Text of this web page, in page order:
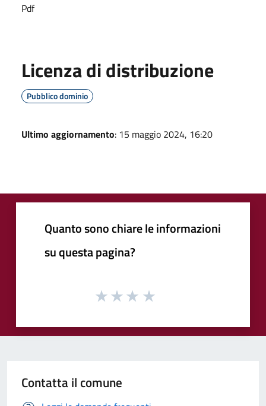
Pdf
Licenza di distribuzione
Pubblico dominio
Ultimo aggiornamento: 15 maggio 2024, 16:20
Quanto sono chiare le informazioni
su questa pagina?
Contatta il comune